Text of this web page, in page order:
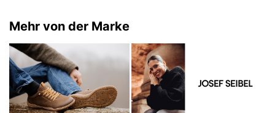
Mehr von der Marke